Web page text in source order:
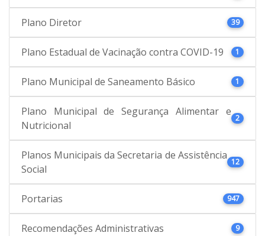
Plano Diretor 39
Plano Estadual de Vacinação contra COVID-19 1
Plano Municipal de Saneamento Básico 1
Plano Municipal de Segurança Alimentar e
Nutricional
2
Planos Municipais da Secretaria de Assistência
Social
12
Portarias 947
Recomendações Administrativas 9